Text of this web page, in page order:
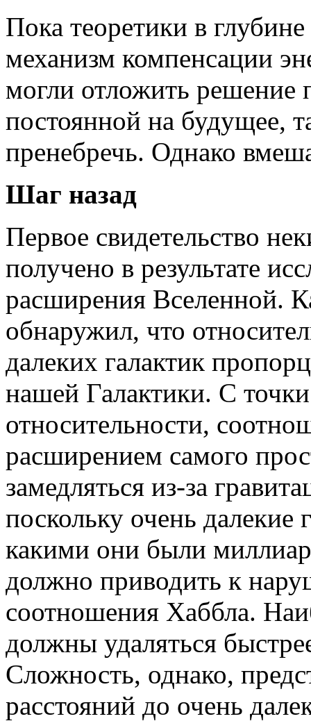
Пока теоретики в
механизм компенсации
могли отложить решение
постоянной на будущее,
пренебречь. Однако
Шаг назад
Первое свидетельство
получено в результате
расширения Вселенной.
обнаружил, что
далеких галактик
нашей Галактики. С
относительности,
расширением самого
замедляться из-за
поскольку очень
какими они были
должно приводить к
соотношения Хаббла.
должны удаляться
Сложность, однако,
расстояний до очень